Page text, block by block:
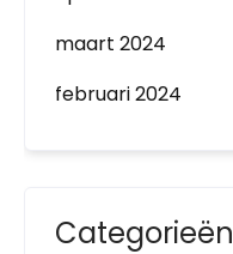
maart 2024
februari 2024
Categorieën